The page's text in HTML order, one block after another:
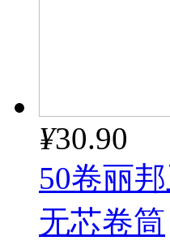
¥30.90
50卷丽
无芯卷筒